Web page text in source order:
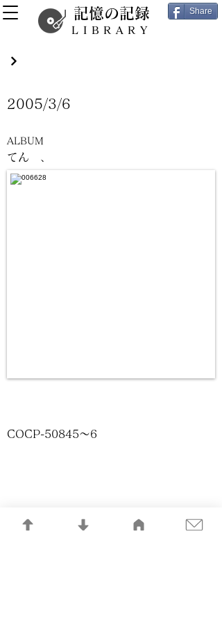
記憶の記録
LIBRARY
Share
てん 、
2005/3/6
ALBUM
COCP-50845〜6